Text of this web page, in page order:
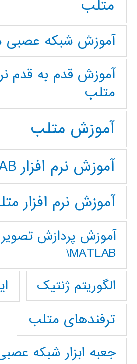
متلب
آموزش شبکه عصبی
آموزش قدم به قدم
متلب
آموزش متلب
آموزش نرم افزار MATLAB
آموزش نرم افزار
آموزش پردازش
MATLAB\
الگوریتم ژنتیک
ترفندهای متلب
جعبه ابزار شبکه